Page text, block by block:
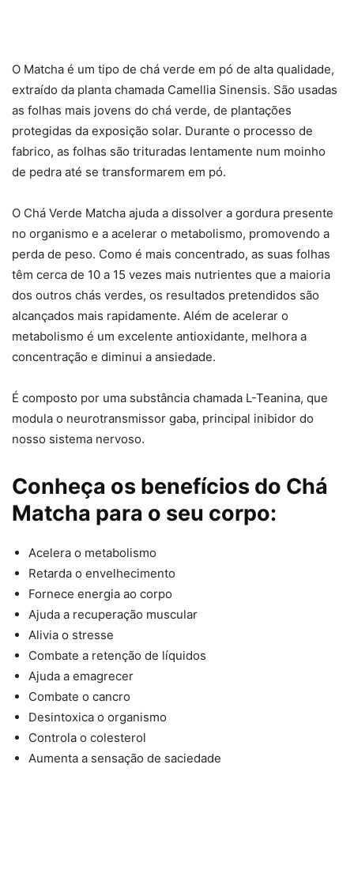
O Matcha é um tipo de chá verde em pó de alta qualidade,
extraído da planta chamada Camellia Sinensis. São usadas
as folhas mais jovens do chá verde, de plantações
protegidas da exposição solar. Durante o processo de
fabrico, as folhas são trituradas lentamente num moinho
de pedra até se transformarem em pó.
O Chá Verde Matcha ajuda a dissolver a gordura presente
no organismo e a acelerar o metabolismo, promovendo a
perda de peso. Como é mais concentrado, as suas folhas
têm cerca de 10 a 15 vezes mais nutrientes que a maioria
dos outros chás verdes, os resultados pretendidos são
alcançados mais rapidamente. Além de acelerar o
metabolismo é um excelente antioxidante, melhora a
concentração e diminui a ansiedade.
É composto por uma substância chamada L-Teanina, que
modula o neurotransmissor gaba, principal inibidor do
nosso sistema nervoso.
Conheça os benefícios do Chá
Matcha para o seu corpo:
Acelera o metabolismo
Retarda o envelhecimento
Fornece energia ao corpo
Ajuda a recuperação muscular
Alivia o stresse
Combate a retenção de líquidos
Ajuda a emagrecer
Combate o cancro
Desintoxica o organismo
Controla o colesterol
Aumenta a sensação de saciedade